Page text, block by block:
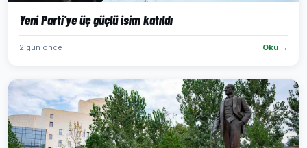
Yeni Parti'ye üç güçlü isim katıldı
2 gün önce Oku →